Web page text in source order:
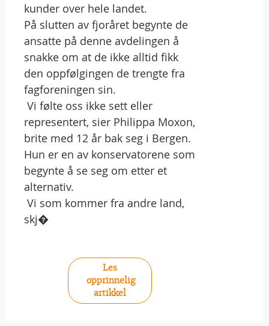
kunder over hele landet.
På slutten av fjoråret begynte de
ansatte på denne avdelingen å
snakke om at de ikke alltid fikk
den oppfølgingen de trengte fra
fagforeningen sin.
 Vi følte oss ikke sett eller
representert, sier Philippa Moxon,
brite med 12 år bak seg i Bergen.
Hun er en av konservatorene som
begynte å se seg om etter et
alternativ.
 Vi som kommer fra andre land,
skj�
Les
opprinnelig
artikkel